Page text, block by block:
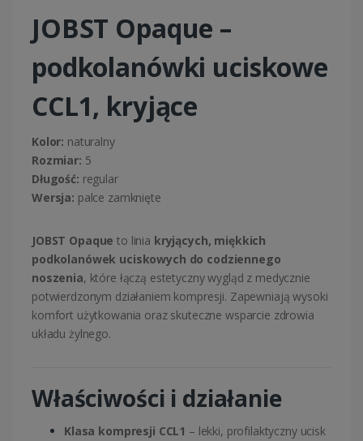
JOBST Opaque –
podkolanówki uciskowe
CCL1, kryjące
Kolor: naturalny
Rozmiar: 5
Długość: regular
Wersja: palce zamknięte
JOBST Opaque to linia kryjących, miękkich
podkolanówek uciskowych do codziennego
noszenia, które łączą estetyczny wygląd z medycznie
potwierdzonym działaniem kompresji. Zapewniają wysoki
komfort użytkowania oraz skuteczne wsparcie zdrowia
układu żylnego.
Właściwości i działanie
Klasa kompresji CCL1 – lekki, profilaktyczny ucisk